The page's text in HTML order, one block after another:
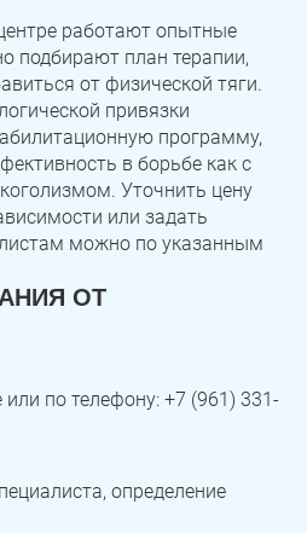
работают опытные
подбирают план терапии,
от физической тяги.
привязки
программу,
в борьбе как с
Уточнить цену
или задать
можно по указанным
ОТ
или по телефону: +7 (961) 331-
определение